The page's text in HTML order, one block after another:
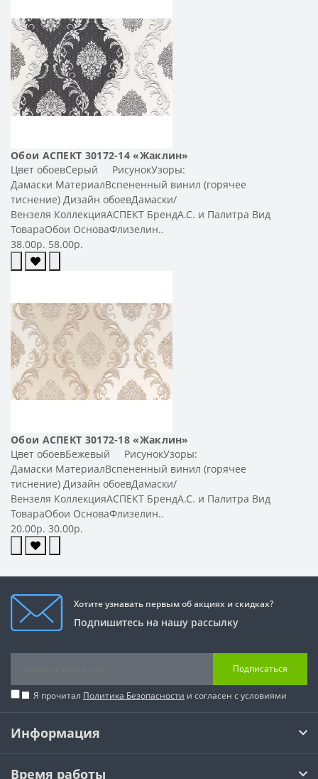
Обои АСПЕКТ 30172-14 «Жаклин»
Цвет обоевСерый РисунокУзоры:
Дамаски МатериалВспененный винил (горячее
тиснение) Дизайн обоевДамаски/
Вензеля КоллекцияАСПЕКТ БрендА.С. и Палитра Вид
ТовараОбои ОсноваФлизелин..
38.00р. 58.00р.
Обои АСПЕКТ 30172-18 «Жаклин»
Цвет обоевБежевый РисунокУзоры:
Дамаски МатериалВспененный винил (горячее
тиснение) Дизайн обоевДамаски/
Вензеля КоллекцияАСПЕКТ БрендА.С. и Палитра Вид
ТовараОбои ОсноваФлизелин..
20.00р. 30.00р.
Хотите узнавать первым об акциях и скидках?
Подпишитесь на нашу рассылку
Подписаться
Я прочитал Политика Безопасности и согласен с условиями
Информация
Время работы